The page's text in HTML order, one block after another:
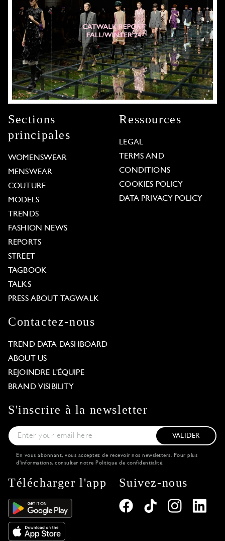
Sections
principales
WOMENSWEAR
MENSWEAR
COUTURE
MODELS
TRENDS
FASHION NEWS
REPORTS
STREET
TAGBOOK
TALKS
PRESS ABOUT TAGWALK
Ressources
LEGAL
TERMS AND
CONDITIONS
COOKIES POLICY
DATA PRIVACY POLICY
Contactez-nous
TREND DATA DASHBOARD
ABOUT US
REJOINDRE L'ÉQUIPE
BRAND VISIBILITY
S'inscrire à la newsletter
VALIDER
En vous abonnant, vous acceptez de recevoir nos newsletters. Pour plus
d'informations, consulter notre Politique de confidentialité.
Télécharger l'app Suivez-nous